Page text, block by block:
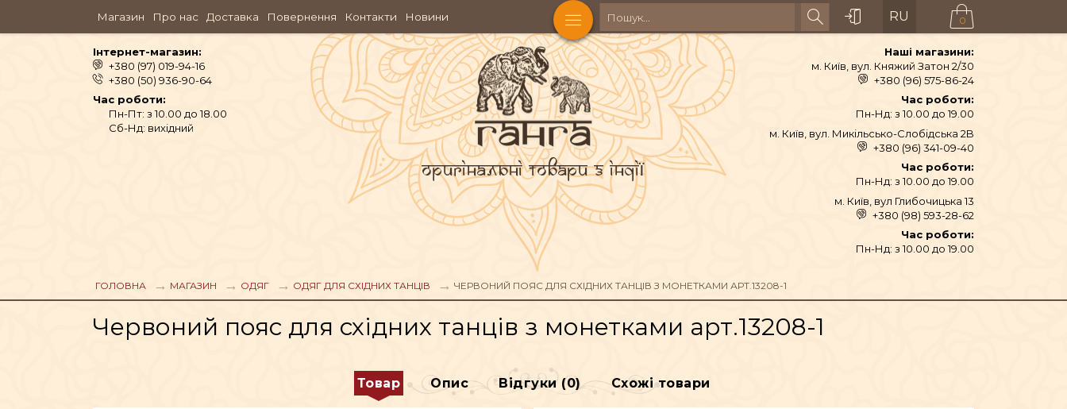
Магазин Про нас Доставка Повернення Контакти Новини RU 0
Інтернет-магазин:
+380 (97) 019-94-16
+380 (50) 936-90-64
Час роботи:
Пн-Пт: з 10.00 до 18.00
Сб-Нд: вихідний
Оригінальні товари з Індії
Наші магазини:
м. Київ, вул. Княжий Затон 2/30
+380 (96) 575-86-24
Час роботи:
Пн-Нд: з 10.00 до 19.00
м. Київ, вул. Микільсько-Слобідська 2B
+380 (96) 341-09-40
Час роботи:
Пн-Нд: з 10.00 до 19.00
м. Київ, вул Глибочицька 13
+380 (98) 593-28-62
Час роботи:
Пн-Нд: з 10.00 до 19.00
КОСМЕТИКА
АКСЕСУАРИ
АРОМАМАСЛА, ПАХОЩІ ФІГУРИ БОЖЕСТВ ЧАШІ ТА ДЗВОНИ
ДЕКОР
ГОЛОВНА МАГАЗИН ОДЯГ ОДЯГ ДЛЯ СХІДНИХ ТАНЦІВ ЧЕРВОНИЙ ПОЯС ДЛЯ СХІДНИХ ТАНЦІВ З МОНЕТКАМИ АРТ.13208-1
Червоний пояс для східних танців з монетками арт.13208-1
Товар Опис Відгуки (0) Схожі товари